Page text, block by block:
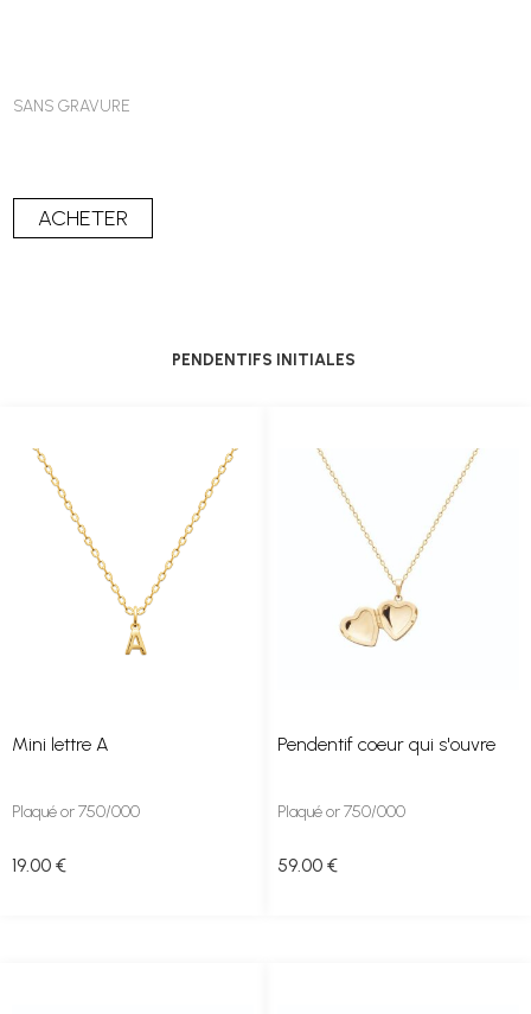
SANS GRAVURE
PENDENTIFS INITIALES
Mini lettre A
Plaqué or 750/000
19.00 €
Pendentif coeur qui s'ouvre
Plaqué or 750/000
59.00 €